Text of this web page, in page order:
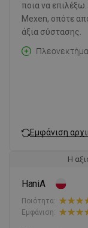
ποια να
Mexen, οπότε
άξια σύστασης.
Εμφάνιση
Η
HaniA
Ποιότητα:
Εμφάνιση: